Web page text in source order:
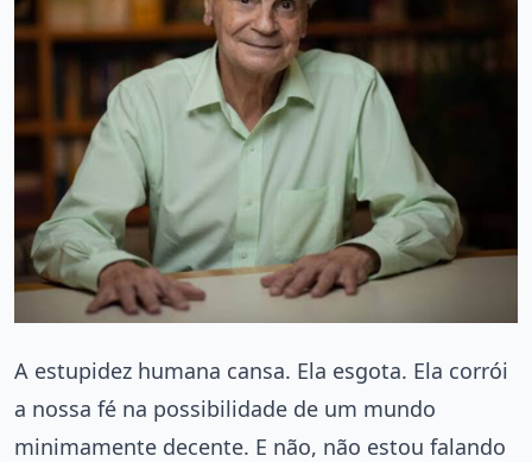
A estupidez humana cansa. Ela esgota. Ela corrói
a nossa fé na possibilidade de um mundo
minimamente decente. E não, não estou falando